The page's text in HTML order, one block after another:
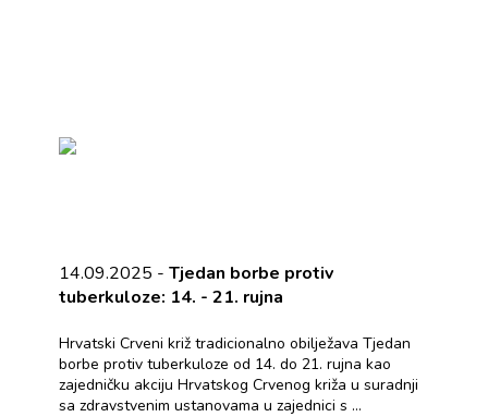
14.09.2025 - Tjedan borbe protiv
tuberkuloze: 14. - 21. rujna
Hrvatski Crveni križ tradicionalno obilježava Tjedan
borbe protiv tuberkuloze od 14. do 21. rujna kao
zajedničku akciju Hrvatskog Crvenog križa u suradnji
sa zdravstvenim ustanovama u zajednici s ...